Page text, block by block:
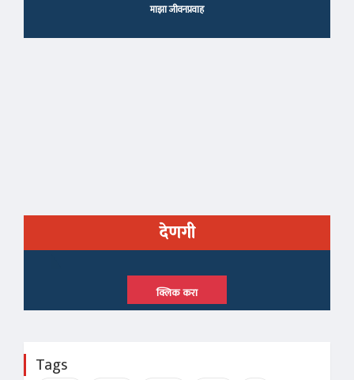
माझा जीवनप्रवाह
देणगी
क्लिक करा
Tags